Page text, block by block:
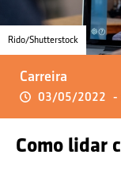
Rido/Shutterstock
Carreira
03/05/2022 -
Como lidar